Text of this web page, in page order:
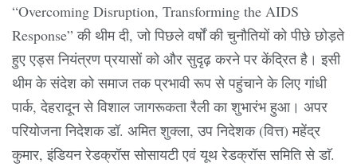
“Overcoming Disruption, Transforming the AIDS
Response” की थीम दी, जो पिछले वर्षों की चुनौतियों को पीछे छोड़ते
हुए एड्स नियंत्रण प्रयासों को और सुदृढ़ करने पर केंद्रित है। इसी
थीम के संदेश को समाज तक प्रभावी रूप से पहुंचाने के लिए गांधी
पार्क, देहरादून से विशाल जागरूकता रैली का शुभारंभ हुआ। अपर
परियोजना निदेशक डॉ. अमित शुक्ला, उप निदेशक (वित्त) महेंद्र
कुमार, इंडियन रेडक्रॉस सोसायटी एवं यूथ रेडक्रॉस समिति से डाॅ.